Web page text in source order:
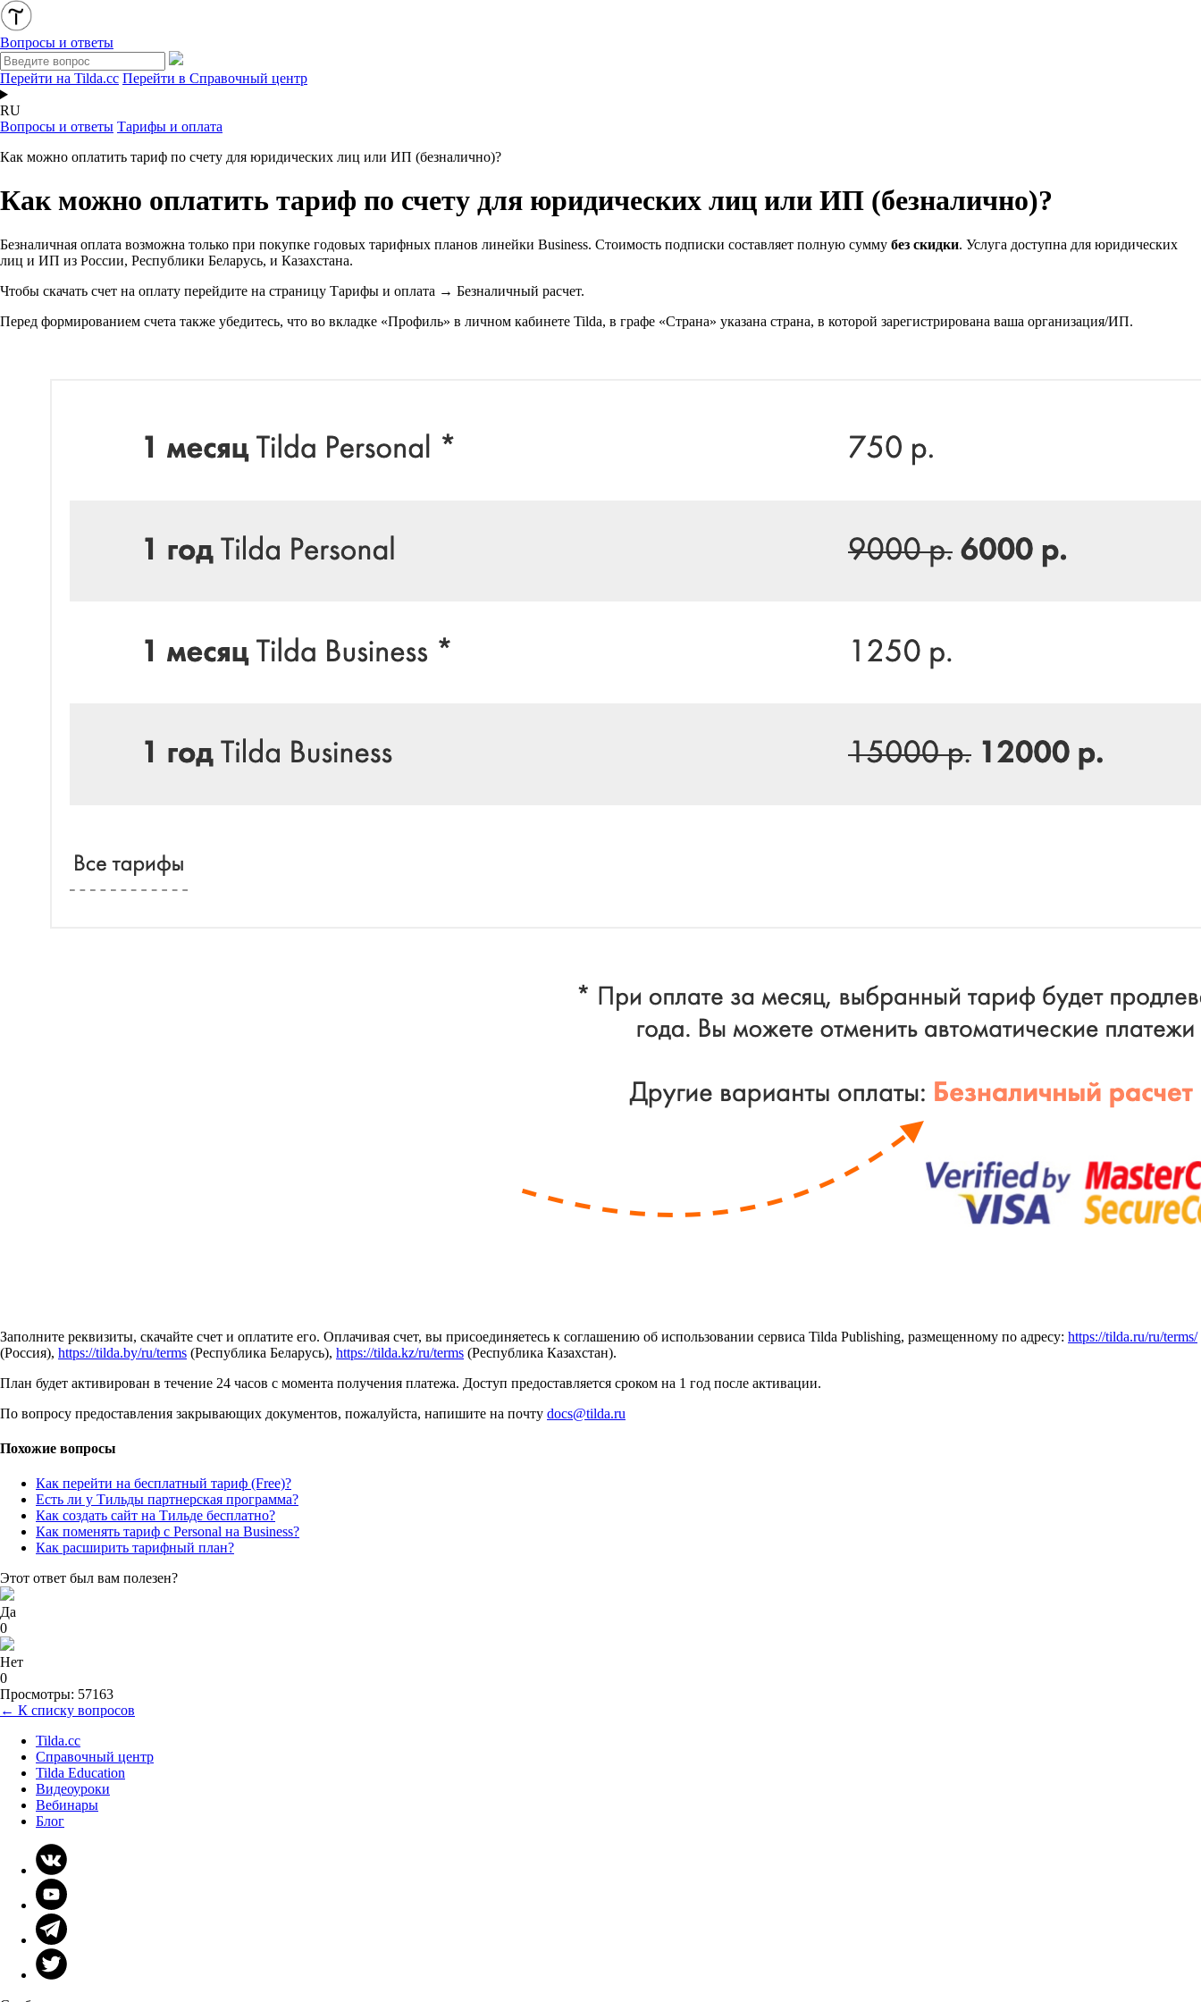
Вопросы и ответы
Перейти на Tilda.cc Перейти в Справочный центр
RU
Вопросы и ответы Тарифы и оплата
Как можно оплатить тариф по счету для юридических лиц или ИП (безналично)?
Как можно оплатить тариф по счету для юридических лиц или ИП (безналично)?
Безналичная оплата возможна только при покупке годовых тарифных планов линейки Business. Стоимость подписки составляет полную сумму без скидки. Услуга доступна для юридических
лиц и ИП из России, Республики Беларусь, и Казахстана.
Чтобы скачать счет на оплату перейдите на страницу Тарифы и оплата → Безналичный расчет.
Перед формированием счета также убедитесь, что во вкладке «Профиль» в личном кабинете Tilda, в графе «Страна» указана страна, в которой зарегистрирована ваша организация/ИП.
Заполните реквизиты, скачайте счет и оплатите его. Оплачивая счет, вы присоединяетесь к соглашению об использовании сервиса Tilda Publishing, размещенному по адресу: https://tilda.ru/ru/terms/
(Россия), https://tilda.by/ru/terms (Республика Беларусь), https://tilda.kz/ru/terms (Республика Казахстан).
План будет активирован в течение 24 часов с момента получения платежа. Доступ предоставляется сроком на 1 год после активации.
По вопросу предоставления закрывающих документов, пожалуйста, напишите на почту docs@tilda.ru
Похожие вопросы
Как перейти на бесплатный тариф (Free)?
Есть ли у Тильды партнерская программа?
Как создать сайт на Тильде бесплатно?
Как поменять тариф с Personal на Business?
Как расширить тарифный план?
Этот ответ был вам полезен?
Да
0
Нет
0
Просмотры: 57163
← К списку вопросов
Tilda.cc
Справочный центр
Tilda Education
Видеоуроки
Вебинары
Блог